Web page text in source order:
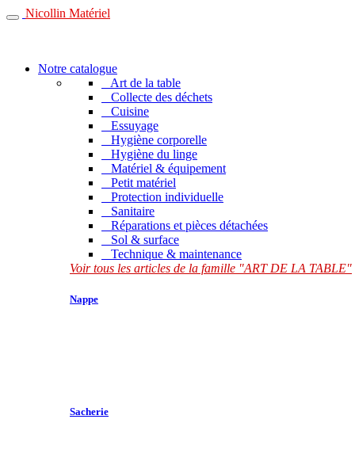
Nicollin Matériel
Notre catalogue
Art de la table
Collecte des déchets
Cuisine
Essuyage
Hygiène corporelle
Hygiène du linge
Matériel & équipement
Petit matériel
Protection individuelle
Sanitaire
Réparations et pièces détachées
Sol & surface
Technique & maintenance
Voir tous les articles de la famille "ART DE LA TABLE"
Nappe
Sacherie